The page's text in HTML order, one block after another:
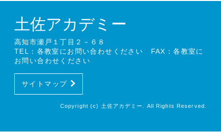
土佐アカデミー
高知市瀬戸１丁目２－６８
TEL：各教室にお問い合わせください FAX：各教室に
お問い合わせください
サイトマップ
Copyright (c) 土佐アカデミー. All Rights Reserved.